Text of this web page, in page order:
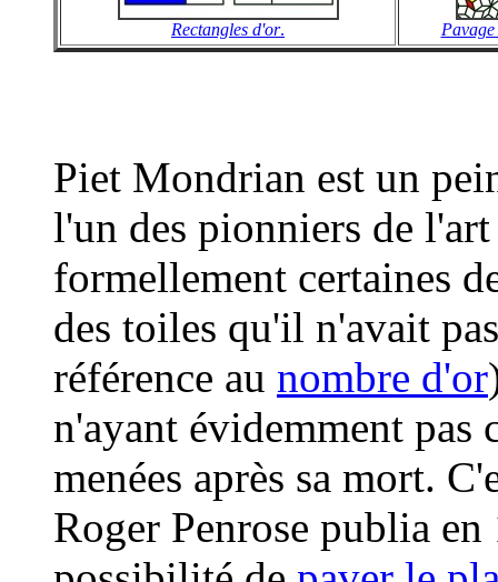
Rectangles d'or.
Piet Mondrian est un
l'un des pionniers de
formellement certaines
des toiles qu'il n'avait
référence au nombre d'or
n'ayant évidemment pas
menées après sa mort.
Roger Penrose publia